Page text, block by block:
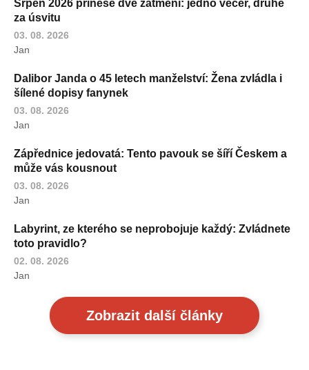
Srpen 2026 přinese dvě zatmění: jedno večer, druhé
za úsvitu
03. 08. 2026
Jan
Dalibor Janda o 45 letech manželství: Žena zvládla i
šílené dopisy fanynek
03. 08. 2026
Jan
Zápřednice jedovatá: Tento pavouk se šíří Českem a
může vás kousnout
03. 08. 2026
Jan
Labyrint, ze kterého se neprobojuje každý: Zvládnete
toto pravidlo?
02. 08. 2026
Jan
Zobrazit další články